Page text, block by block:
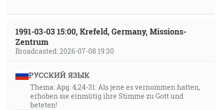
1991-03-03 15:00, Krefeld, Germany, Missions-
Zentrum
Broadcasted: 2026-07-08 19:30
РУССКИЙ ЯЗЫК
Thema: Apg. 4,24-31: Als jene es vernommen hatten,
erhoben sie einmütig ihre Stimme zu Gott und
beteten!